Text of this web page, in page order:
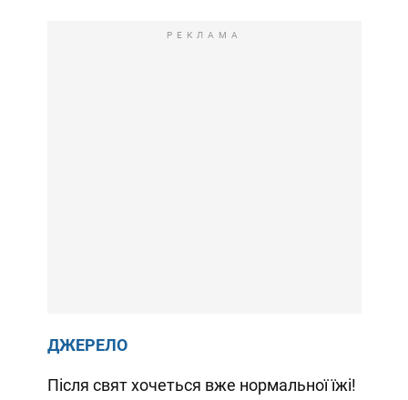
РЕКЛАМА
ДЖЕРЕЛО
Після свят хочеться вже нормальної їжі!